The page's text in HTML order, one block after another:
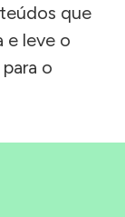
que
e leve o
o